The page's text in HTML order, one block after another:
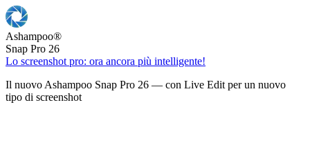
Ashampoo®
Snap Pro 26
Lo screenshot pro: ora ancora più intelligente!
Il nuovo Ashampoo Snap Pro 26 — con Live Edit per un nuovo
tipo di screenshot